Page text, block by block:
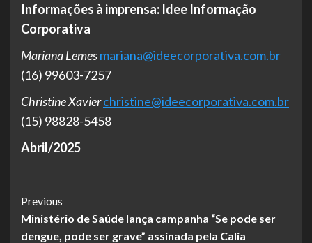
Informações à imprensa: Idee Informação
Corporativa
Mariana Lemesmariana@ideecorporativa.com.br
(16) 99603-7257
Christine Xavierchristine@ideecorporativa.com.br
(15) 98828-5458
Abril/2025
Post
Navigation
Previous
Ministério de Saúde lança campanha “Se pode ser
dengue, pode ser grave” assinada pela Calia